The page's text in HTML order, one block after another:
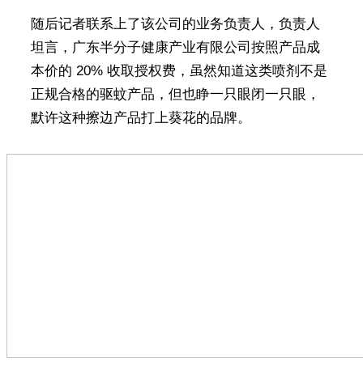
随后记者联系上了该公司的业务负责人，负责人
坦言，广东半分子健康产业有限公司按照产品成
本价的 20% 收取授权费，虽然知道这类喷剂不是
正规合格的驱蚊产品，但也睁一只眼闭一只眼，
默许这种擦边产品打上葵花的品牌。